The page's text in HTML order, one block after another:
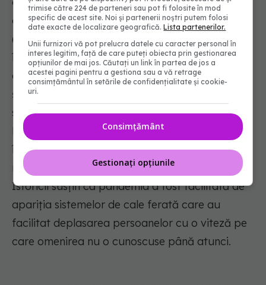
această gripă cu o mortalitate relativ scăzută
(1%) a provocat decesul a un milion de oameni
în întreaga lume și se crede că a fost provocat
de virusul Influenza A subtipul H2N2, deși nu se
știe cu exactitate, ținând cont de limitele
studiilor de virusologice din acea vreme.
Pandemia s-a extins rapid la Sankt Petersburg
în decembrie 1889, a continuat în Europa și a
reușit să infecteze restul lumii în doar 4 luni.
Istoricii susțin că pandemia a fost facilitată de
apariția sistemelor de cale ferată care au
facilitat deplasarea persoanelor cu o viteză pe
care omenirea nu o cunoscuse până atunci.
trimise către 224 de parteneri sau pot fi folosite în mod
specific de acest site. Noi și partenerii noștri putem folosi
date exacte de localizare geografică.Lista partenerilor.
Unii furnizori vă pot prelucra datele cu caracter personal în
interes legitim, față de care puteți obiecta prin gestionarea
opțiunilor de mai jos. Căutați un link în partea de jos a
acestei pagini pentru a gestiona sau a vă retrage
consimțământul în setările de confidențialitate și cookie-
uri.
Consimțământ
Gestionați opțiunile